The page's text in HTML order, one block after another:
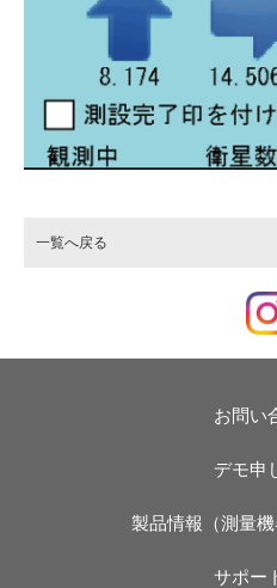
一覧へ戻る
お問い
デモ申
製品情報（測量機
サポー